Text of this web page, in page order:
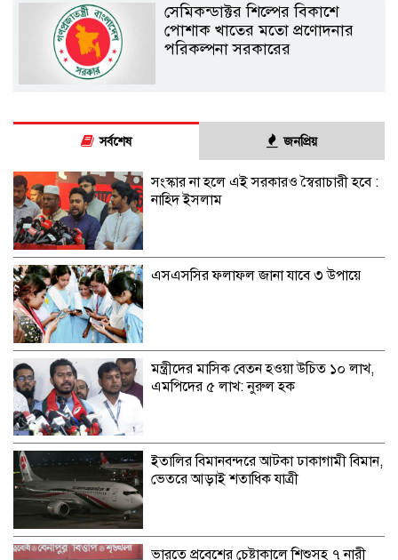
সেমিকন্ডাক্টর শিল্পের বিকাশে
পোশাক খাতের মতো প্রণোদনার
পরিকল্পনা সরকারের
সর্বশেষ জনপ্রিয়
সংস্কার না হলে এই সরকারও স্বৈরাচারী হবে :
নাহিদ ইসলাম
এসএসসির ফলাফল জানা যাবে ৩ উপায়ে
মন্ত্রীদের মাসিক বেতন হওয়া উচিত ১০ লাখ,
এমপিদের ৫ লাখ: নুরুল হক
ইতালির বিমানবন্দরে আটকা ঢাকাগামী বিমান,
ভেতরে আড়াই শতাধিক যাত্রী
ভারতে প্রবেশের চেষ্টাকালে শিশুসহ ৭ নারী